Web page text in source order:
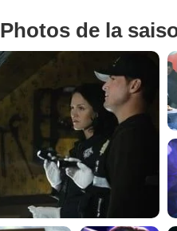
Photos de la